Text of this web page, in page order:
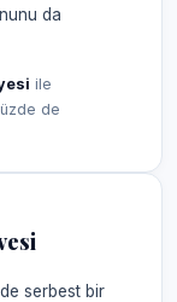
da
ile
de
serbest bir